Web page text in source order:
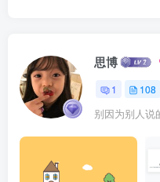
思博
1 108